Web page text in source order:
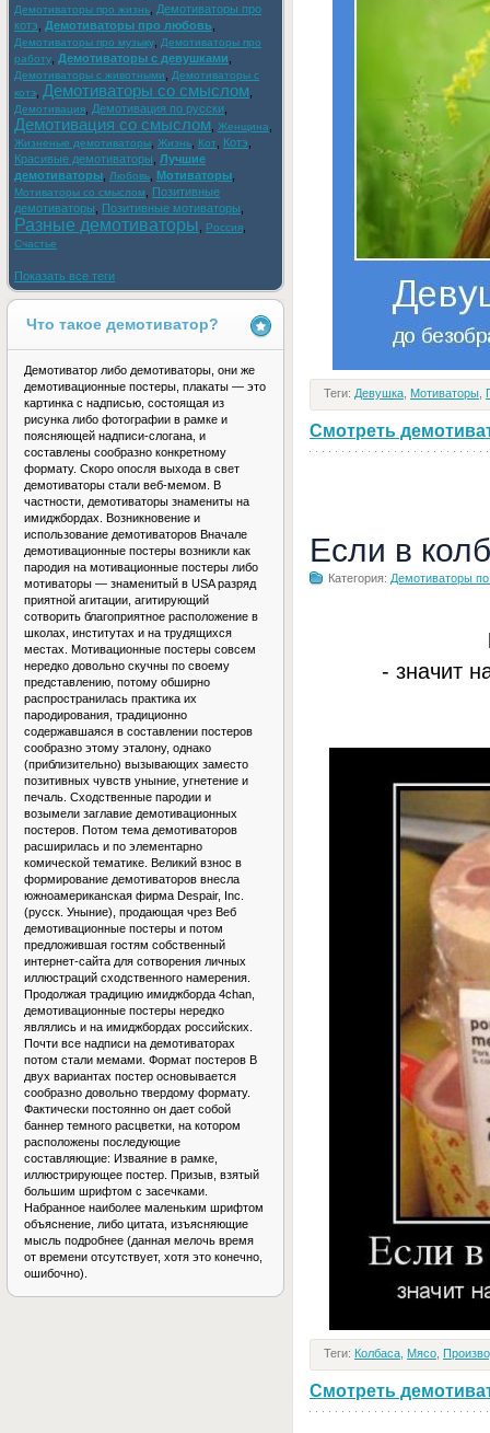
Теги: Девушка Мотиваторы
Смотреть
Если в
Категория: Демотиваторы
- значит
Теги: Колбаса Мясо
Смотреть
Демотиваторы про жизнь
Демотиваторы про
котэ
Демотиваторы про любовь
Демотиваторы про музыку
Демотиваторы про
работу
Демотиваторы с девушками
Демотиваторы с животными
Демотиваторы с
котэ
Демотиваторы со смыслом
Демотивация Демотивация по русски
Демотивация со смыслом Женщина
Жизненые демотиваторы Жизнь Кот Котэ
Красивые демотиваторы Лучшие
демотиваторы
Любовь Мотиваторы
Мотиваторы со смыслом
Позитивные
демотиваторы
Позитивные мотиваторы
Разные демотиваторы Россия
Счастье
Показать все теги
Что такое демотиватор?
Демотиватор либо демотиваторы, они же
демотивационные постеры, плакаты — это
картинка с надписью, состоящая из
рисунка либо фотографии в рамке и
поясняющей надписи-слогана, и
составлены сообразно конкретному
формату. Скоро опосля выхода в свет
демотиваторы стали веб-мемом. В
частности, демотиваторы знамениты на
имиджбордах. Возникновение и
использование демотиваторов Вначале
демотивационные постеры возникли как
пародия на мотивационные постеры либо
мотиваторы — знаменитый в USA разряд
приятной агитации, агитирующий
сотворить благоприятное расположение в
школах, институтах и на трудящихся
местах. Мотивационные постеры совсем
нередко довольно скучны по своему
представлению, потому обширно
распространилась практика их
пародирования, традиционно
содержавшаяся в составлении постеров
сообразно этому эталону, однако
(приблизительно) вызывающих заместо
позитивных чувств уныние, угнетение и
печаль. Сходственные пародии и
возымели заглавие демотивационных
постеров. Потом тема демотиваторов
расширилась и по элементарно
комической тематике. Великий взнос в
формирование демотиваторов внесла
южноамериканская фирма Despair, Inc.
(русск. Уныние), продающая чрез Веб
демотивационные постеры и потом
предложившая гостям собственный
интернет-сайта для сотворения личных
иллюстраций сходственного намерения.
Продолжая традицию имиджборда 4chan,
демотивационные постеры нередко
являлись и на имиджбордах российских.
Почти все надписи на демотиваторах
потом стали мемами. Формат постеров В
двух вариантах постер основывается
сообразно довольно твердому формату.
Фактически постоянно он дает собой
баннер темного расцветки, на котором
расположены последующие
составляющие: Изваяние в рамке,
иллюстрирующее постер. Призыв, взятый
большим шрифтом с засечками.
Набранное наиболее маленьким шрифтом
объяснение, либо цитата, изъясняющие
мысль подробнее (данная мелочь время
от времени отсутствует, хотя это конечно,
ошибочно).